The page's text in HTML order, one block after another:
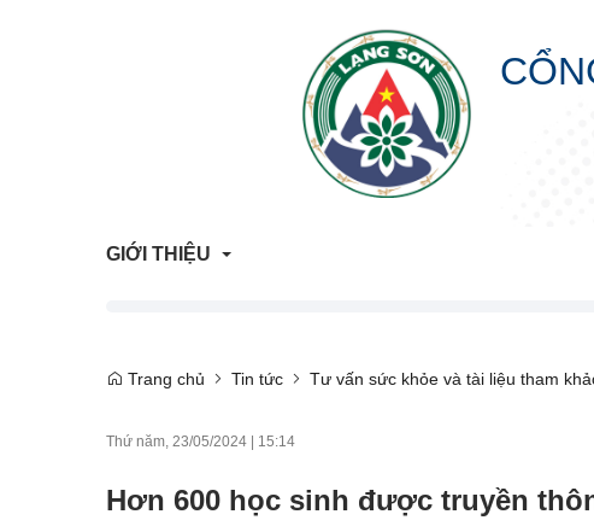
GIỚI THIỆU
Lịch sử hình thành
Trang chủ Tin tức Tư vấn sức khỏe và tài liệu tham
Thứ năm, 23/05/2024 | 15:14
Hơn 600 học sinh được truyền